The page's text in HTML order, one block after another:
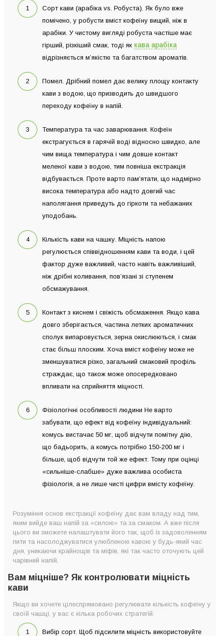
Сорт кави (арабіка vs. Робуста). Як було вже
помічено, у робусти вміст кофеїну вищий, ніж в
арабіки. У чистому вигляді робуста частіше має
гірший, різкіший смак, тоді як кава арабіка
відрізняється м’якістю та багатством ароматів.
Помел. Дрібний помел дає велику площу контакту
кави з водою, що призводить до швидшого
переходу кофеїну в напій.
Температура та час заварювання. Кофеїн
екстрагується в гарячій воді відносно швидко, але
чим вища температура і чим довше контакт
меленої кави з водою, тим повніша екстракція
відбувається. Проте варто пам’ятати, що надмірно
висока температура або надто довгий час
наполягання приведуть до гіркоти та небажаних
уподобань.
Кількість кави на чашку. Міцність напою
регулюється співвідношенням кави та води, і цей
фактор дуже важливий, часто навіть важливіший,
ніж дрібні коливання, пов’язані зі ступенем
обсмажування.
Контакт з киснем і свіжість обсмаження. Якщо кава
довго зберігається, частина летких ароматичних
сполук випаровується, зерна окислюються, і смак
стає більш плоским. Хоча вміст кофеїну може не
зменшуватися різко, загальний смаковий профіль
страждає, що також може опосередковано
впливати на сприйняття міцності.
Фізіологічні особливості людини Не варто
забувати, що ефект від кофеїну індивідуальний:
комусь вистачає 50 мг, щоб відчути помітну дію,
що бадьорить, а комусь потрібно 150-200 мг і
більше, щоб відчути той же ефект. Тому при оцінці
«сильніше-слабше» дуже важлива особиста
фізіологія, а не лише чисті цифри вмісту кофеїну.
Розуміння основ екстракції кофеїну дає вам владу над тим,
яким вийде ваш напій за «силою» та за смаком. А вже після
цього ви зможете налаштувати його так, щоб із задоволенням
пити та насолоджуватися улюбленою кавою у будь-який час
дня, уникаючи крайнощів та міфів, які так часто оточують цей
чарівний напій.
Вам міцніше? Як контролювати міцність
кави
Якщо ви хочете цілеспрямовано регулювати кількість кофеїну у
своїй чашці, у вас є кілька робочих стратегій:
Вибір сорт. Щоб підсилити міцність використовуйте